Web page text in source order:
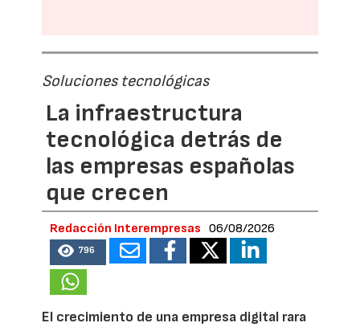
Soluciones tecnológicas
La infraestructura
tecnológica detrás de
las empresas españolas
que crecen
Redacción Interempresas 06/08/2026
796
El crecimiento de una empresa digital rara